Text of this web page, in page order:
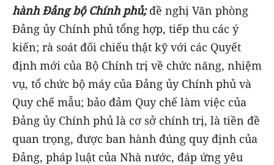
hành Đảng bộ Chính phủ;đề nghị Văn phòng
Đảng ủy Chính phủ tổng hợp, tiếp thu các ý
kiến; rà soát đối chiếu thật kỹ với các Quyết
định mới của Bộ Chính trị về chức năng, nhiệm
vụ, tổ chức bộ máy của Đảng ủy Chính phủ và
Quy chế mẫu; bảo đảm Quy chế làm việc của
Đảng ủy Chính phủ là cơ sở chính trị, là tiền đề
quan trọng, được ban hành đúng quy định của
Đảng, pháp luật của Nhà nước, đáp ứng yêu